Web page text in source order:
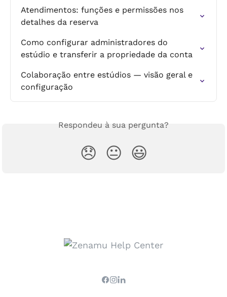
Atendimentos: funções e permissões nos
detalhes da reserva
Como configurar administradores do
estúdio e transferir a propriedade da conta
Colaboração entre estúdios — visão geral e
configuração
Respondeu à sua pergunta?
😞 😐 😃